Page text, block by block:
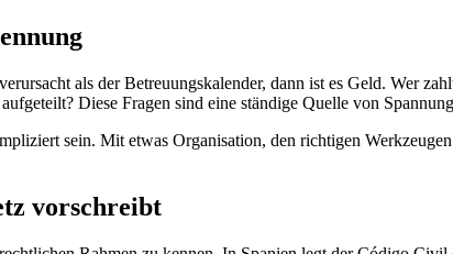
als der Betreuungskalender, dann ist es Geld. Wer
Diese Fragen sind eine ständige Quelle von
sein. Mit etwas Organisation, den richtigen
vorschreibt